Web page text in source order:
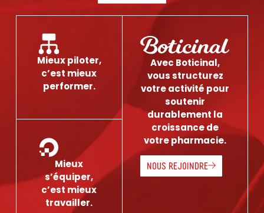
Mieux piloter,
c’est mieux
performer.
Mieux
s’équiper,
c’est mieux
travailler.
Avec Boticinal,
vous structurez
votre activité pour
soutenir
durablement la
croissance de
votre pharmacie.
NOUS REJOINDRE